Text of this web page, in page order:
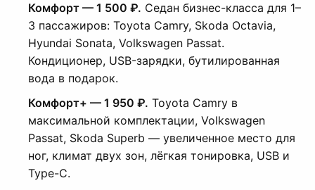
Комфорт — 1 500 ₽. Седан бизнес-класса для 1–
3 пассажиров: Toyota Camry, Skoda Octavia,
Hyundai Sonata, Volkswagen Passat.
Кондиционер, USB-зарядки, бутилированная
вода в подарок.
Комфорт+ — 1 950 ₽. Toyota Camry в
максимальной комплектации, Volkswagen
Passat, Skoda Superb — увеличенное место для
ног, климат двух зон, лёгкая тонировка, USB и
Type-C.